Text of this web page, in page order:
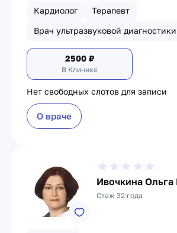
Кардиолог
Терапевт
Врач ультразвуковой диагностики
2500 ₽
В Клинике
Нет свободных слотов для записи
О враче
Ивочкина Ольга
Стаж 32 года